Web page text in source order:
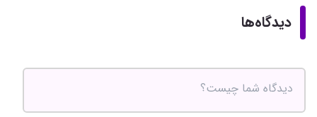
دیدگاه‌ها